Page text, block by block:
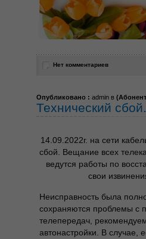
Нет комментариев
Опубликовано : admin в (
Технический сбой.
14.09.2022г. на сети
сбой. Вещание всех
ведутся работы по
свои
Неисправность была
сохраняются проблемы с
телепередач,
автонастройки. В случае,